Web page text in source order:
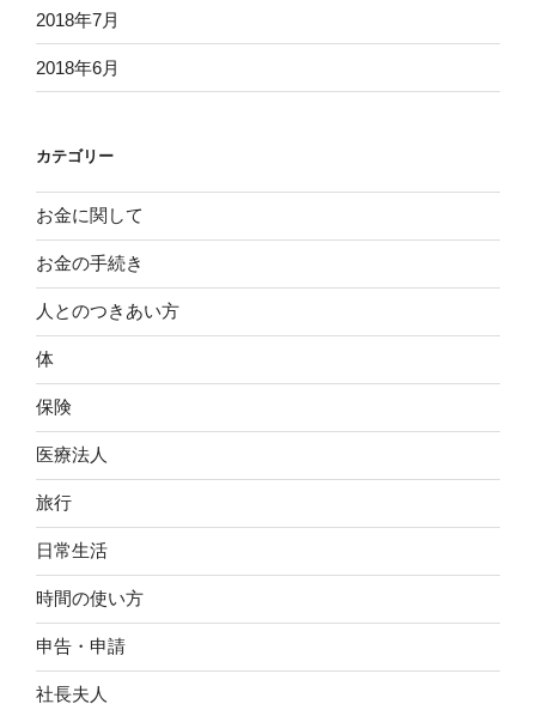
2018年7月
2018年6月
カテゴリー
お金に関して
お金の手続き
人とのつきあい方
体
保険
医療法人
旅行
日常生活
時間の使い方
申告・申請
社長夫人